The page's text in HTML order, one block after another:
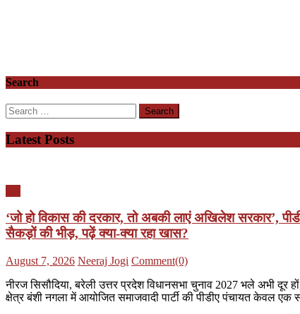
Search
Search
for:
Latest Posts
‘जो हो विकास की दरकार, तो अबकी लाएं अखिलेश सरकार’,
सैकड़ों की भीड़, पढ़ें क्या-क्या रहा खास?
Posted
August 7, 2026 Author
Neeraj Jogi Comment(0)
नीरज सिसौदिया, बरेली उत्तर प्रदेश विधानसभा चुनाव 2027 भले अभी दूर
क्षेत्र बंशी नगला में आयोजित समाजवादी पार्टी की पीडीए पंचायत केवल